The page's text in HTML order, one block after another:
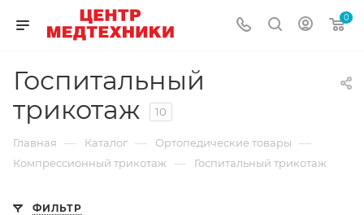
0
Госпитальный
трикотаж
10
Главная — Каталог — Ортопедические товары —
Компрессионный трикотаж — Госпитальный трикотаж
ФИЛЬТР